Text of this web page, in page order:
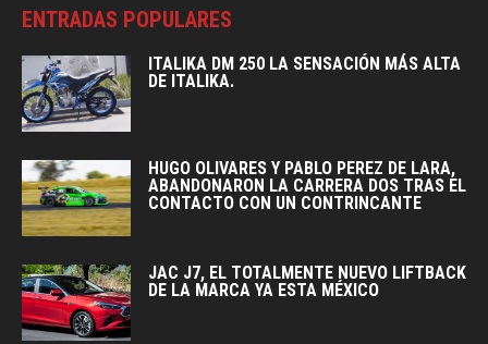
ENTRADAS POPULARES
ITALIKA DM 250 LA SENSACIÓN MÁS ALTA
DE ITALIKA.
HUGO OLIVARES Y PABLO PEREZ DE LARA,
ABANDONARON LA CARRERA DOS TRAS EL
CONTACTO CON UN CONTRINCANTE
JAC J7, EL TOTALMENTE NUEVO LIFTBACK
DE LA MARCA YA ESTA MÉXICO